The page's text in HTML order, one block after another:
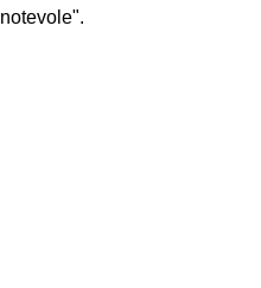
notevole".